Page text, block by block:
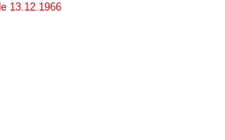
13.12.1966